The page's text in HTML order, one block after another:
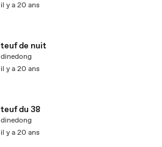
il y a 20 ans
teuf de nuit
dinedong
il y a 20 ans
teuf du 38
dinedong
il y a 20 ans